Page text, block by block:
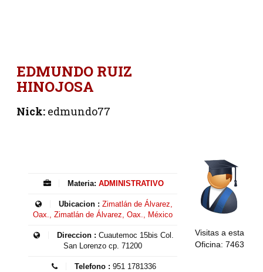
EDMUNDO RUIZ
HINOJOSA
Nick:edmundo77
Materia: ADMINISTRATIVO
Ubicacion : Zimatlán de Álvarez,
Oax., Zimatlán de Álvarez, Oax., México
Direccion : Cuautemoc 15bis Col.
San Lorenzo cp. 71200
Telefono : 951 1781336
Visitas a esta
Oficina: 7463